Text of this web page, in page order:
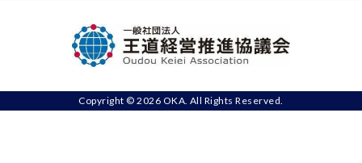
Copyright © 2026 OKA. All Rights Reserved.